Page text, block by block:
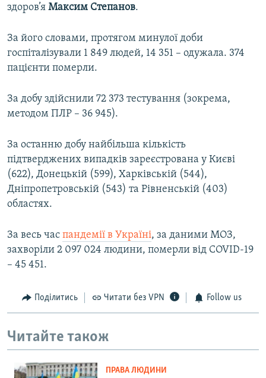
Усі сайти RFE/RL
здоров’я Максим Степанов.
За його словами, протягом минулої доби
госпіталізували 1 849 людей, 14 351 – одужала. 374
пацієнти померли.
За добу здійснили 72 373 тестування (зокрема,
методом ПЛР – 36 945).
За останню добу найбільша кількість
підтверджених випадків зареєстрована у Києві
(622), Донецькій (599), Харківській (544),
Дніпропетровській (543) та Рівненській (403)
областях.
За весь час пандемії в Україні, за даними МОЗ,
захворіли 2 097 024 людини, померли від COVID-19
– 45 451.
Поділитись Читати без VPN Follow us
Читайте також
ПРАВА ЛЮДИНИ